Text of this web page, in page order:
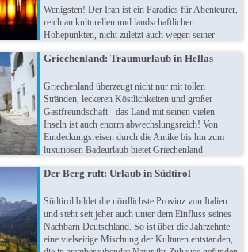
Wenigsten! Der Iran ist ein Paradies für Abenteurer,
reich an kulturellen und landschaftlichen
Höhepunkten, nicht zuletzt auch wegen seiner
Spuren der Seidenstraße, erfahren Sie mehr über
Wüsten.
Griechenland: Traumurlaub in Hellas
Griechenland überzeugt nicht nur mit tollen
Stränden, leckeren Köstlichkeiten und großer
Gastfreundschaft - das Land mit seinen vielen
Inseln ist auch enorm abwechslungsreich! Von
Entdeckungsreisen durch die Antike bis hin zum
luxuriösen Badeurlaub bietet Griechenland
wir nicht nur Kreta, Rhodos oder Korfu: Zu den
und charmante Paradiese abseits der
Touristenmassen. Wann startet Ihr Traumurlaub in
Hellas?
Der Berg ruft: Urlaub in Südtirol
Südtirol bildet die nördlichste Provinz von Italien
und steht seit jeher auch unter dem Einfluss seines
Nachbarn Deutschland. So ist über die Jahrzehnte
eine vielseitige Mischung der Kulturen entstanden,